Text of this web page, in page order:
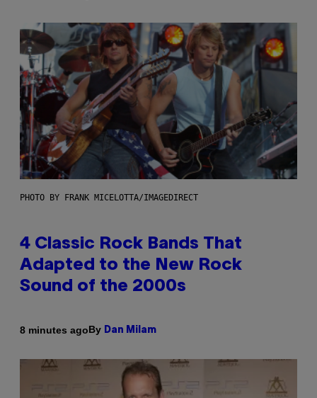
PHOTO BY FRANK MICELOTTA/IMAGEDIRECT
4 Classic Rock Bands That
Adapted to the New Rock
Sound of the 2000s
8 minutes agoBy Dan Milam